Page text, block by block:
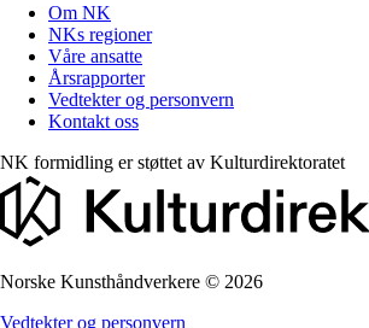
Om NK
NKs regioner
Våre ansatte
Årsrapporter
Vedtekter og personvern
Kontakt oss
NK formidling er støttet av Kulturdirektoratet
Norske Kunsthåndverkere © 2026
Vedtekter og personvern